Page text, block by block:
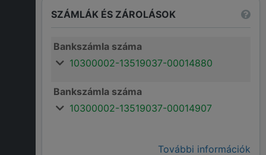
SZÁMLÁK ÉS ZÁROLÁSOK
Bankszámla száma
10300002-13519037-00014880
Bankszámla száma
10300002-13519037-00014907
További információk